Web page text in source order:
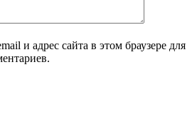
и адрес сайта в этом браузере для